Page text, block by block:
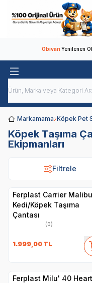
ObivanYenilenen
Markamama Köpek Pet
Köpek Taşıma
Ekipmanları
Filtrele
Filtrele
Ferplast Carrier Malibu
Kedi/Köpek Taşıma
Çantası
(0)
1.999,00 TL
Ferplast Milu' 40